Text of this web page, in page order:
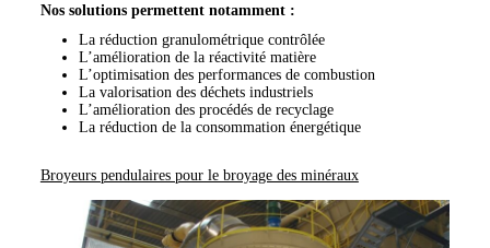
Nos solutions permettent notamment :
La réduction granulométrique contrôlée
L’amélioration de la réactivité matière
L’optimisation des performances de combustion
La valorisation des déchets industriels
L’amélioration des procédés de recyclage
La réduction de la consommation énergétique
Broyeurs pendulaires pour le broyage des minéraux